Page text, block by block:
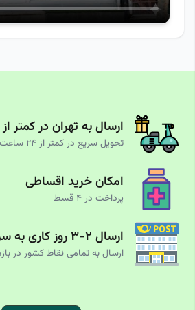
ارسال به تهران در کمتر از ۲۴ ساعت
تحویل سریع در کمتر از ۲۴ ساعت به تمامی نقاط تهران.
امکان خرید اقساطی
پرداخت در ۴ قسط
ارسال ۲-۳ روز کاری به سراسر کشور
ارسال به تمامی نقاط کشور در بازه زمانی ۲-